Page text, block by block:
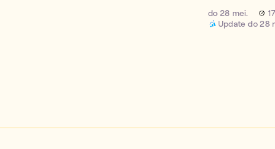
do 28 mei.
Update do 28